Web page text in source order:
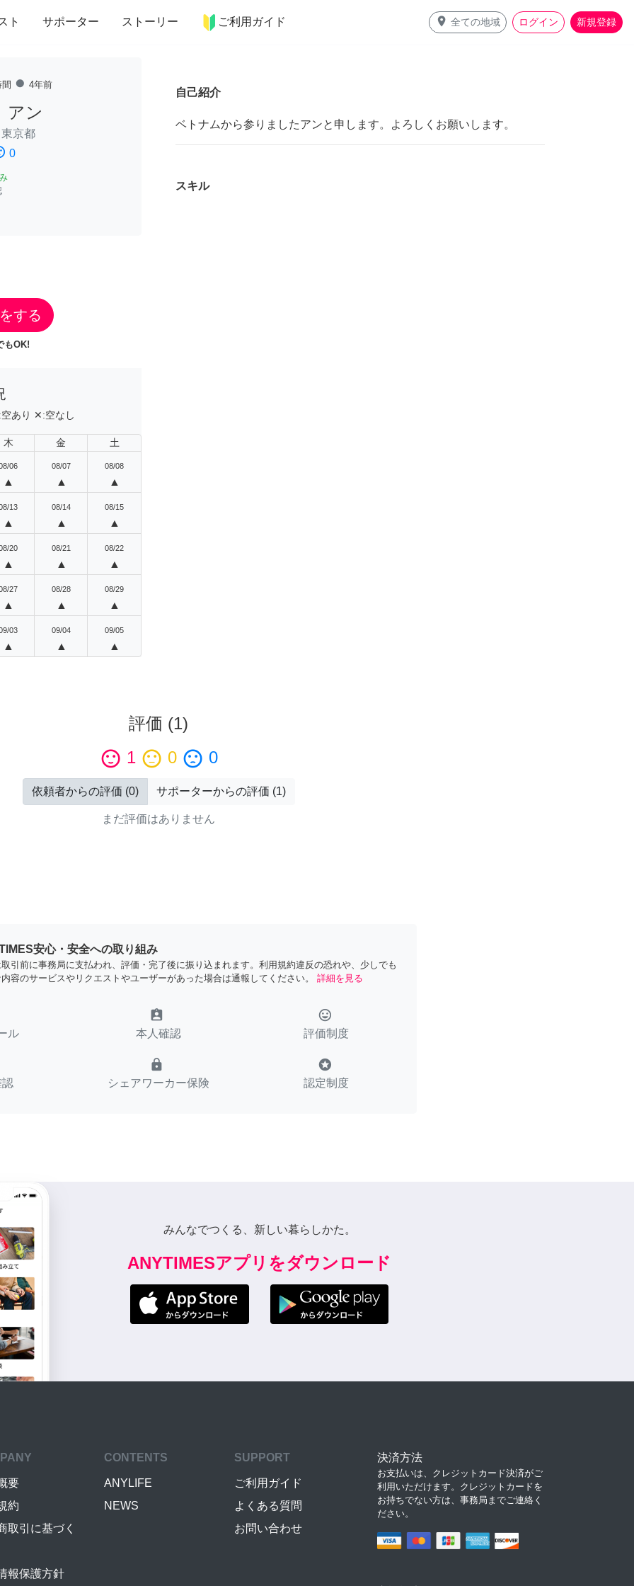
ト サポーター ストーリー ご利用ガイド place 全ての地域 ログイン 新規登録
インテリア 趣味・習い事 ペット 料理
fiber_manual_record 4年前
ン
東京都
0
する
もOK!
空あり ✕:空なし
木 金 土
06
▲
08/07
▲
08/08
▲
13
▲
08/14
▲
08/15
▲
20
▲
08/21
▲
08/22
▲
27
▲
08/28
▲
08/29
▲
03
▲
09/04
▲
09/05
▲
自己紹介
ベトナムから参りましたアンと申します。よろしくお願いします。
スキル
評価 (1)
sentiment_satisfied 1 sentiment_neutral 0 sentiment_dissatisfied 0
依頼者からの評価 (0) サポーターからの評価 (1)
まだ評価はありません
安心・安全への取り組み
引前に事務局に支払われ、評価・完了後に振り込まれます。利用規約違反の恐れや、少しでも
容のサービスやリクエストやユーザーがあった場合は通報してください。
詳細を見る
ル
assignment_ind
本人確認
tag_faces
評価制度
lock
シェアワーカー保険
stars
認定制度
みんなでつくる、新しい暮らしかた。
ANYTIMESアプリをダウンロード
要
約
取引に基づく
報保護方針
CONTENTS
ANYLIFE
NEWS
SUPPORT
ご利用ガイド
よくある質問
お問い合わせ
決済方法
お支払いは、クレジットカード決済がご
利用いただけます。クレジットカードを
お持ちでない方は、事務局までご連絡く
ださい。